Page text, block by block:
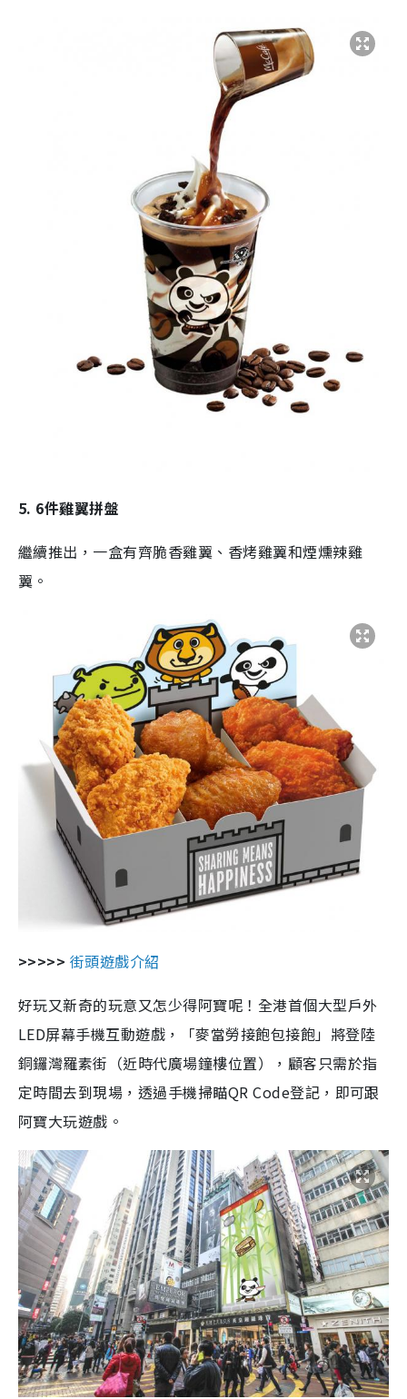
5. 6件雞翼拼盤
繼續推出，一盒有齊脆香雞翼、香烤雞翼和煙燻辣雞
翼。
>>>>> 街頭遊戲介紹
好玩又新奇的玩意又怎少得阿寶呢！全港首個大型戶外
LED屏幕手機互動遊戲，「麥當勞接飽包接飽」將登陸
銅鑼灣羅素街（近時代廣場鐘樓位置），顧客只需於指
定時間去到現場，透過手機掃瞄QR Code登記，即可跟
阿寶大玩遊戲。